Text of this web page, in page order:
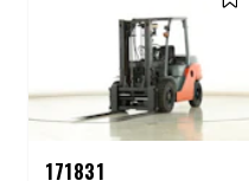
171831